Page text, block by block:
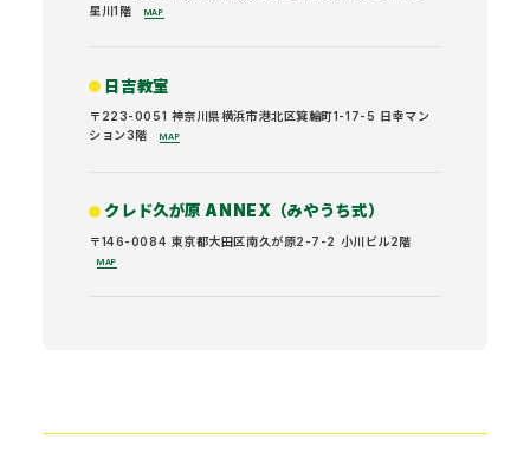
星川1階
MAP
日吉教室
〒223-0051 神奈川県横浜市港北区箕輪町1-17-5 日幸マン
ション3階
MAP
クレド久が原 ANNEX（みやうち式）
〒146-0084 東京都大田区南久が原2-7-2 小川ビル2階
MAP